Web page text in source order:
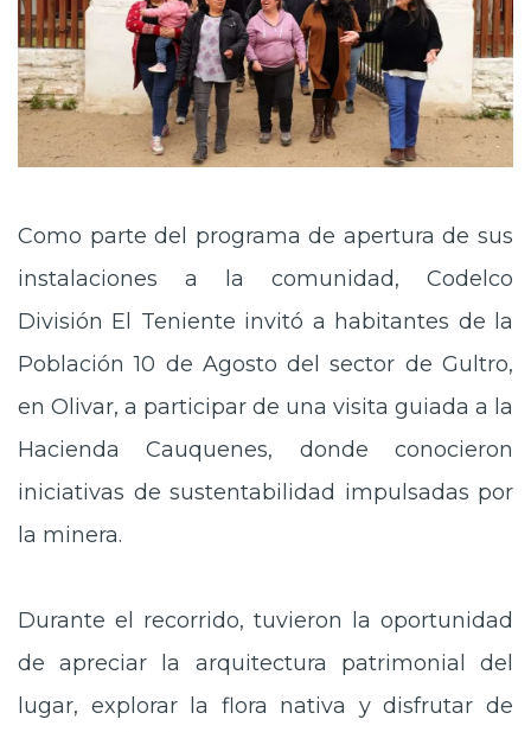
Como parte del programa de apertura de sus
instalaciones a la comunidad, Codelco
División El Teniente invitó a habitantes de la
Población 10 de Agosto del sector de Gultro,
en Olivar, a participar de una visita guiada a la
Hacienda Cauquenes, donde conocieron
iniciativas de sustentabilidad impulsadas por
la minera.
Durante el recorrido, tuvieron la oportunidad
de apreciar la arquitectura patrimonial del
lugar, explorar la flora nativa y disfrutar de